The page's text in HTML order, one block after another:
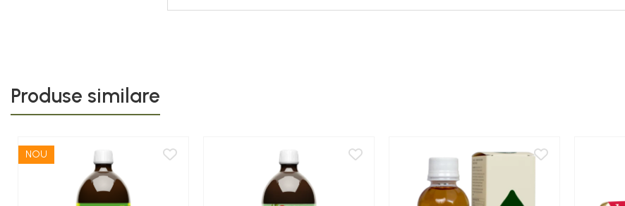
Produse similare
NOU